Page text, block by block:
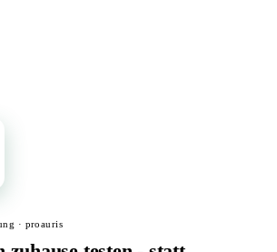
· proauris